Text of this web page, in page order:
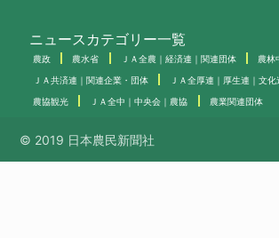
ニュースカテゴリー一覧
農政 農水省 ＪＡ全農｜経済連｜関連団体 農林
ＪＡ共済連｜関連企業・団体 ＪＡ全厚連｜厚生連｜文化
農協観光 ＪＡ全中｜中央会｜農協 農業関連団体
© 2019 日本農民新聞社